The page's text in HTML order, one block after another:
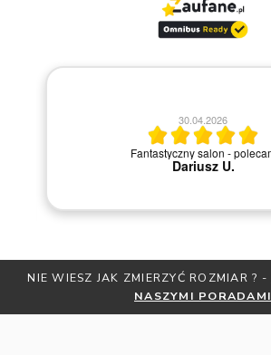
20.04.2026
Szybka i sprawna obsługa.
NIE WIESZ JAK ZMIERZYĆ ROZMIAR ? -
NASZYMI PORADAMI